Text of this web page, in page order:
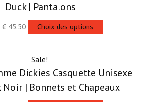
Duck | Pantalons
€ 45.50 Choix des options
Sale!
Dickies Casquette Unisexe
Noir | Bonnets et Chapeaux